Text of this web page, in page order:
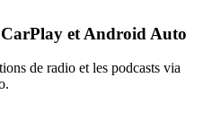
et Android Auto
de radio et les podcasts via